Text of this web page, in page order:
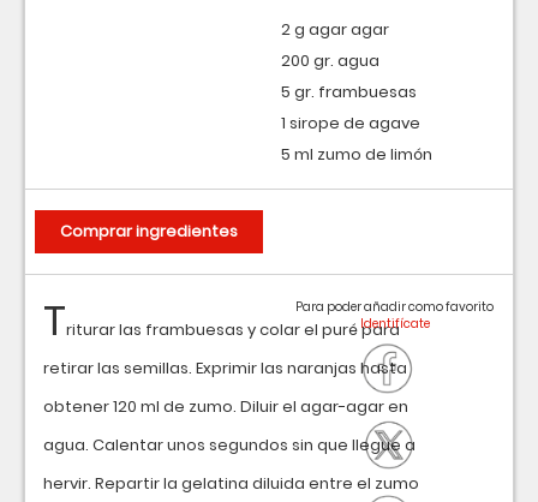
Triturar las frambuesas y colar el puré para
retirar las semillas. Exprimir las naranjas hasta
obtener 120 ml de zumo. Diluir el agar-agar en
agua. Calentar unos segundos sin que llegue a
hervir. Repartir la gelatina diluida entre el zumo
Para poder añadir como favorito
2 g agar agar
200 gr. agua
5 gr. frambuesas
1 sirope de agave
5 ml zumo de limón
Comprar ingredientes